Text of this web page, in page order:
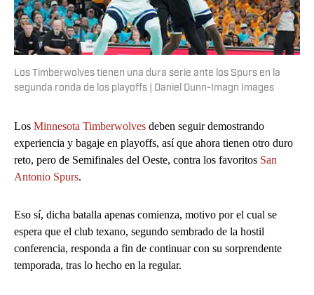
Los Timberwolves tienen una dura serie ante los Spurs en la
segunda ronda de los playoffs | Daniel Dunn-Imagn Images
Los Minnesota Timberwolves deben seguir demostrando
experiencia y bagaje en playoffs, así que ahora tienen otro duro
reto, pero de Semifinales del Oeste, contra los favoritos San
Antonio Spurs.
Eso sí, dicha batalla apenas comienza, motivo por el cual se
espera que el club texano, segundo sembrado de la hostil
conferencia, responda a fin de continuar con su sorprendente
temporada, tras lo hecho en la regular.